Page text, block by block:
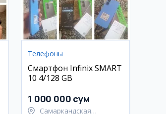
Телефоны
Смартфон Infinix SMART
10 4/128 GB
1 000 000 сум
Самаркандская